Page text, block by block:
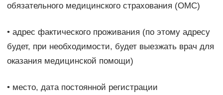
обязательного медицинского страхования (ОМС)
• адрес фактического проживания (по этому адресу
будет, при необходимости, будет выезжать врач для
оказания медицинской помощи)
• место, дата постоянной регистрации